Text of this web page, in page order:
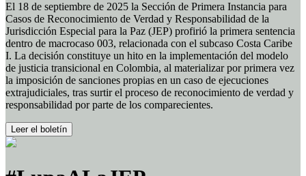
El 18 de septiembre de 2025 la Sección de Primera Instancia para
Casos de Reconocimiento de Verdad y Responsabilidad de la
Jurisdicción Especial para la Paz (JEP) profirió la primera sentencia
dentro de macrocaso 003, relacionada con el subcaso Costa Caribe
I. La decisión constituye un hito en la implementación del modelo
de justicia transicional en Colombia, al materializar por primera vez
la imposición de sanciones propias en un caso de ejecuciones
extrajudiciales, tras surtir el proceso de reconocimiento de verdad y
responsabilidad por parte de los comparecientes.
Leer el boletín